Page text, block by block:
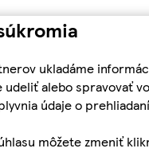
ukladáme
udeliť alebo spravovať
údaje o
môžete zmeniť